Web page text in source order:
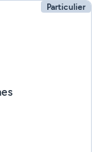
Particulier